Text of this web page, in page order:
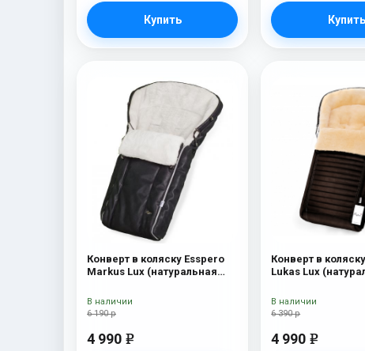
Купить Купить
Конверт в коляску Esspero
Markus Lux (натуральная
6 190 р
4 990 e
В наличии
Конверт в
Lukas Lux
6 390 р
4 990 e
В наличии